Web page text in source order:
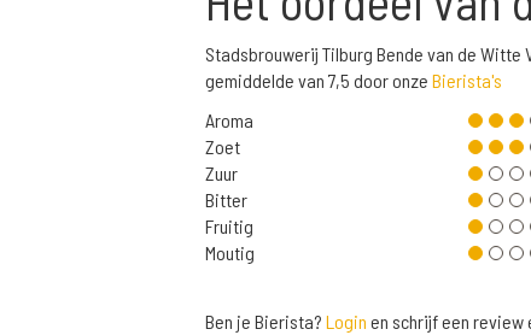
Stadsbrouwerij Tilburg Bende van de Witte
gemiddelde van 7,5 door onze Bierista's
Aroma
Zoet
Zuur
Bitter
Fruitig
Moutig
Ben je Bierista? Login en schrijf een review